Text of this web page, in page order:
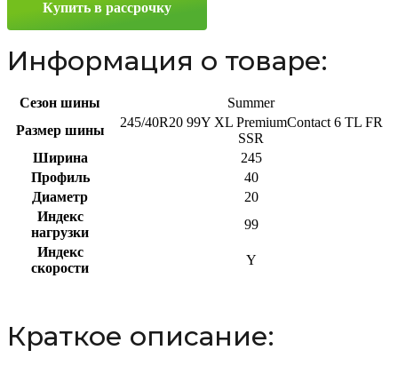
Купить в рассрочку
Информация о товаре:
Сезон шины
Summer
Размер шины
245/40R20 99Y XL PremiumContact 6 TL FR
SSR
Ширина
245
Профиль
40
Диаметр
20
Индекс
нагрузки
99
Индекс
скорости
Y
Краткое описание: